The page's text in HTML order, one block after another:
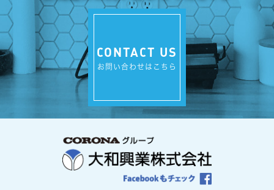
CONTACT US
お問い合わせはこちら